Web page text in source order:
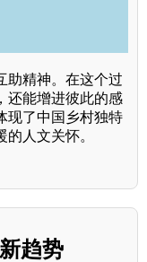
助精神。在这个过
还能增进彼此的感
现了中国乡村独特
人文关怀。
趋势